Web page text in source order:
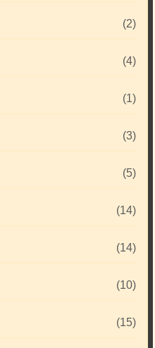
(2)
(4)
(1)
(3)
(5)
(14)
(14)
(10)
(15)